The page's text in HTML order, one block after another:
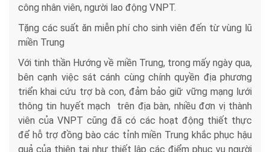
công nhân viên, người lao động VNPT.
Tặng các suất ăn miễn phí cho sinh viên đến từ vùng lũ
miền Trung
Với tinh thần Hướng về miền Trung, trong mấy ngày qua,
bên cạnh việc sát cánh cùng chính quyền địa phương
triển khai cứu trợ bà con, đảm bảo giữ vững mạng lưới
thông tin huyết mạch trên địa bàn, nhiều đơn vị thành
viên của VNPT cũng đã có các hoạt động thiết thực
để hỗ trợ đồng bào các tỉnh miền Trung khắc phục hậu
quả của thiên tai như thiết lập các điểm phục vụ người